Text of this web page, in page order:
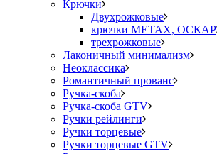
Крючки
Двухрожковые
крючки METAX, ОСКАР
трехрожковые
Лаконичный минимализм
Неоклассика
Романтичный прованс
Ручка-скоба
Ручка-скоба GTV
Ручки рейлинги
Ручки торцевые
Ручки торцевые GTV